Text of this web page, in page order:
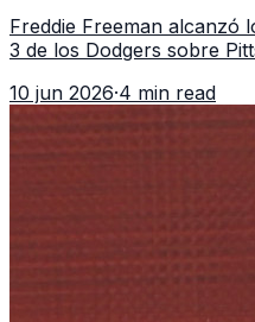
Freddie Freeman alcanzó
3 de los Dodgers sobre
Grandes Ligas.
10 jun 2026·4 min read